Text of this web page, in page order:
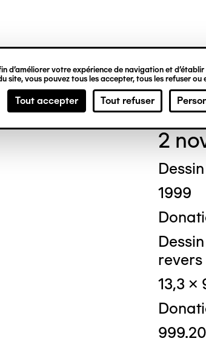
d’améliorer votre expérience de navigation et
site, vous pouvez tous les accepter, tous les refuser ou
Tout accepter Tout refuser
2
Dessin
1999
13,3 x